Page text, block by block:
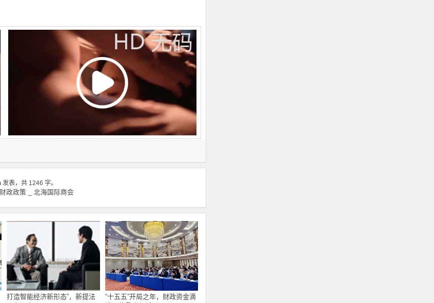
发表，共 1246 字。
政政策 _ 北海国际商会
打造智能经济新形态”，新提法
“十五五”开局之年，财政资金滴